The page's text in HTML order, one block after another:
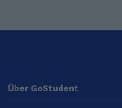
Über GoStudent